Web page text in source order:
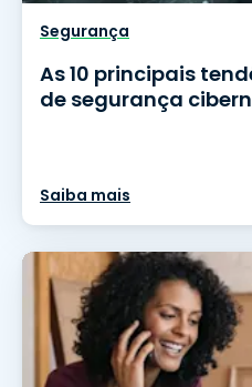
Segurança
As 10 principais
de segurança
Saiba mais